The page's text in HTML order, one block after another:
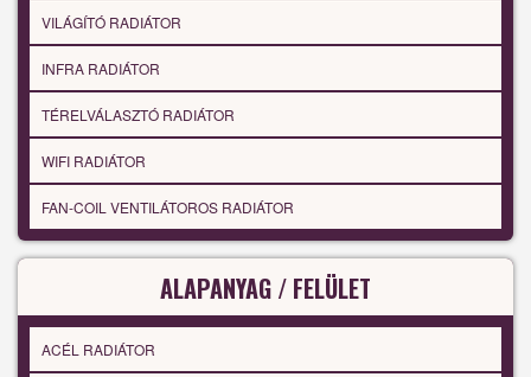
VILÁGÍTÓ RADIÁTOR
INFRA RADIÁTOR
TÉRELVÁLASZTÓ RADIÁTOR
WIFI RADIÁTOR
FAN-COIL VENTILÁTOROS RADIÁTOR
ALAPANYAG / FELÜLET
ACÉL RADIÁTOR